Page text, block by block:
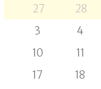
27 28
3
4
10
11
17
18